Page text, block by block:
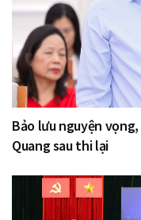
Bảo lưu nguyện
Quang sau thi lại